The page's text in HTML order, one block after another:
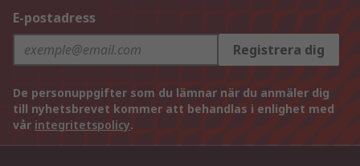
E-postadress
Registrera dig
De personuppgifter som du lämnar när du anmäler dig
till nyhetsbrevet kommer att behandlas i enlighet med
vår integritetspolicy.